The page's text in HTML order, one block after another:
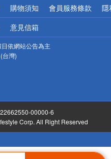
購物須知 會員服務條款 隱
意見信箱
依網站公告為主
台灣)
00000-6
Corp. All Right Reserved